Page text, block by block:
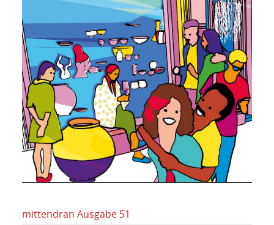
mittendran Ausgabe 51